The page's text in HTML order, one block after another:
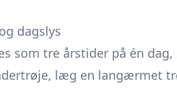
dagslys
som tre årstider på én dag,
læg en langærmet